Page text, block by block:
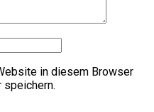
in diesem Browser
speichern.